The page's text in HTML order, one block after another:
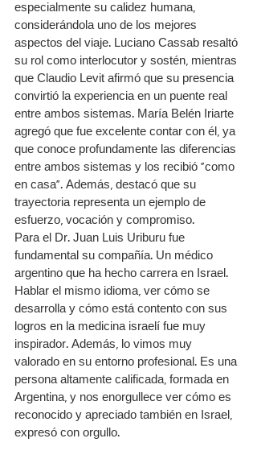
especialmente su calidez humana,
considerándola uno de los mejores
aspectos del viaje. Luciano Cassab resaltó
su rol como interlocutor y sostén, mientras
que Claudio Levit afirmó que su presencia
convirtió la experiencia en un puente real
entre ambos sistemas. María Belén Iriarte
agregó que fue excelente contar con él, ya
que conoce profundamente las diferencias
entre ambos sistemas y los recibió “como
en casa”. Además, destacó que su
trayectoria representa un ejemplo de
esfuerzo, vocación y compromiso.
Para el Dr. Juan Luis Uriburu fue
fundamental su compañía. Un médico
argentino que ha hecho carrera en Israel.
Hablar el mismo idioma, ver cómo se
desarrolla y cómo está contento con sus
logros en la medicina israelí fue muy
inspirador. Además, lo vimos muy
valorado en su entorno profesional. Es una
persona altamente calificada, formada en
Argentina, y nos enorgullece ver cómo es
reconocido y apreciado también en Israel,
expresó con orgullo.